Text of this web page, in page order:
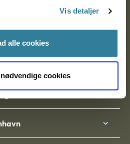
Vis detaljer
alle cookies
cookies